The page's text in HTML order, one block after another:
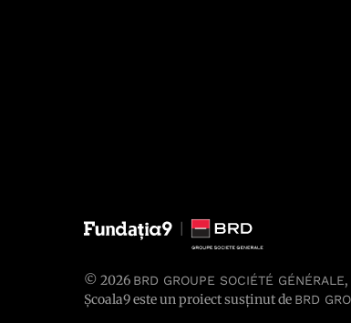
© 2026 BRD GROUPE SOCIÉTÉ GÉNÉRALE
Școala9 este un proiect susținut de BRD